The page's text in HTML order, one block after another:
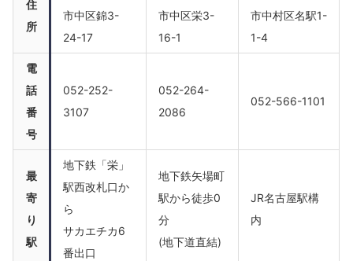
住
所
市中区錦3-
24-17
市中区栄3-
16-1
市中村区名駅1-
1-4
電
話
番
号
052-252-
3107
052-264-
2086
052-566-1101
最
寄
り
駅
地下鉄「栄」
駅西改札口か
ら
サカエチカ6
番出口
地下鉄矢場町
駅から徒歩0
分
(地下道直結)
JR名古屋駅構
内